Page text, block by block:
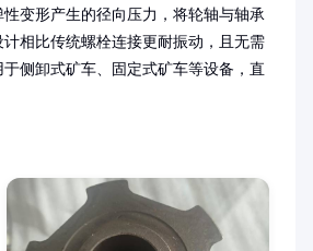
变形产生的径向压力，将轮轴与轴承
相比传统螺栓连接更耐振动，且无需
侧卸式矿车、固定式矿车等设备，直